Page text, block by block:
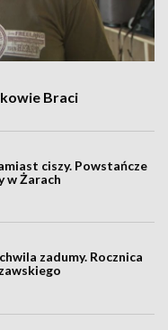
Braci
ciszy. Powstańcze
w Żarach
zadumy. Rocznica